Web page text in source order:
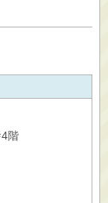
階